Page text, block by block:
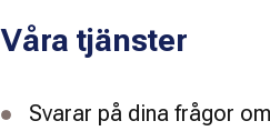
Våra tjänster
Svarar på dina frågor